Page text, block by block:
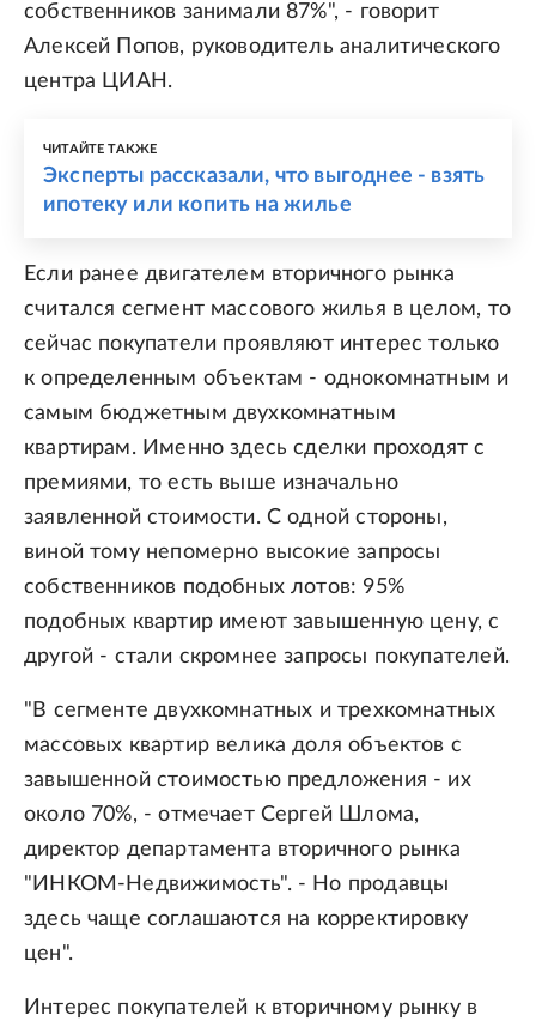
собственников занимали 87%", - говорит
Алексей Попов, руководитель аналитического
центра ЦИАН.
ЧИТАЙТЕ ТАКЖЕ
Эксперты рассказали, что выгоднее - взять
ипотеку или копить на жилье
Если ранее двигателем вторичного рынка
считался сегмент массового жилья в целом, то
сейчас покупатели проявляют интерес только
к определенным объектам - однокомнатным и
самым бюджетным двухкомнатным
квартирам. Именно здесь сделки проходят с
премиями, то есть выше изначально
заявленной стоимости. С одной стороны,
виной тому непомерно высокие запросы
собственников подобных лотов: 95%
подобных квартир имеют завышенную цену, с
другой - стали скромнее запросы покупателей.
"В сегменте двухкомнатных и трехкомнатных
массовых квартир велика доля объектов с
завышенной стоимостью предложения - их
около 70%, - отмечает Сергей Шлома,
директор департамента вторичного рынка
"ИНКОМ-Недвижимость". - Но продавцы
здесь чаще соглашаются на корректировку
цен".
Интерес покупателей к вторичному рынку в